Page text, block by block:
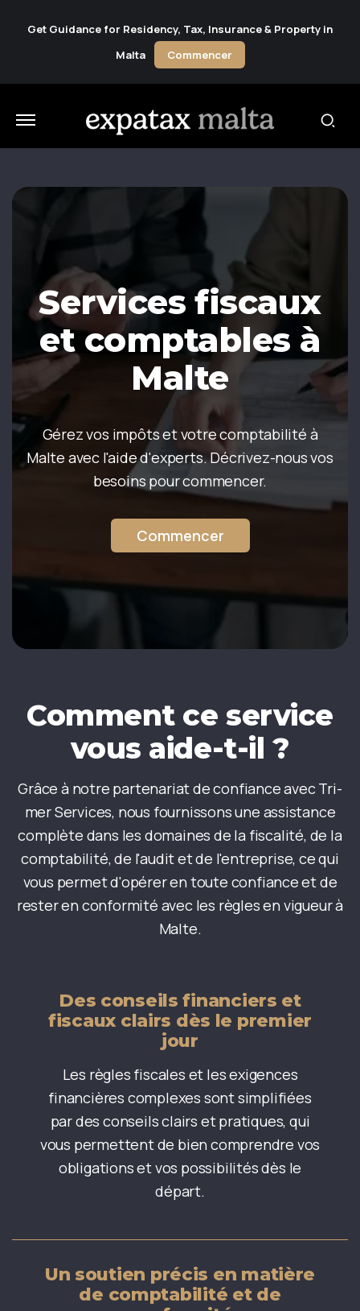
Get Guidance for Residency, Tax, Insurance & Property in
Malta
Commencer
Services fiscaux
et comptables à
Malte
Gérez vos impôts et votre comptabilité à
Malte avec l'aide d'experts. Décrivez-nous vos
besoins pour commencer.
Commencer
Comment ce service
vous aide-t-il ?
Grâce à notre partenariat de confiance avec Tri-
mer Services, nous fournissons une assistance
complète dans les domaines de la fiscalité, de la
comptabilité, de l'audit et de l'entreprise, ce qui
vous permet d'opérer en toute confiance et de
rester en conformité avec les règles en vigueur à
Malte.
Des conseils financiers et
fiscaux clairs dès le premier
jour
Les règles fiscales et les exigences
financières complexes sont simplifiées
par des conseils clairs et pratiques, qui
vous permettent de bien comprendre vos
obligations et vos possibilités dès le
départ.
Un soutien précis en matière
de comptabilité et de